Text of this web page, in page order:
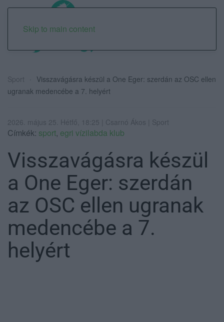
Skip to main content
Sport
Visszavágásra készül a One Eger: szerdán az OSC ellen
ugranak medencébe a 7. helyért
2026. május 25. Hétfő, 18:25 | Csarnó Ákos | Sport
Címkék: sport, egri vízilabda klub
Visszavágásra készül
a One Eger: szerdán
az OSC ellen ugranak
medencébe a 7.
helyért